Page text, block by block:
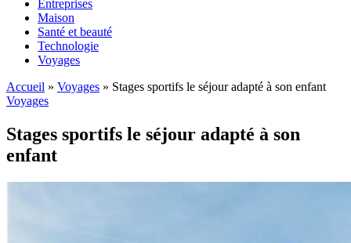
Entreprises
Maison
Santé et beauté
Technologie
Voyages
Accueil » Voyages » Stages sportifs le séjour adapté à son enfant
Voyages
Stages sportifs le séjour adapté à son
enfant